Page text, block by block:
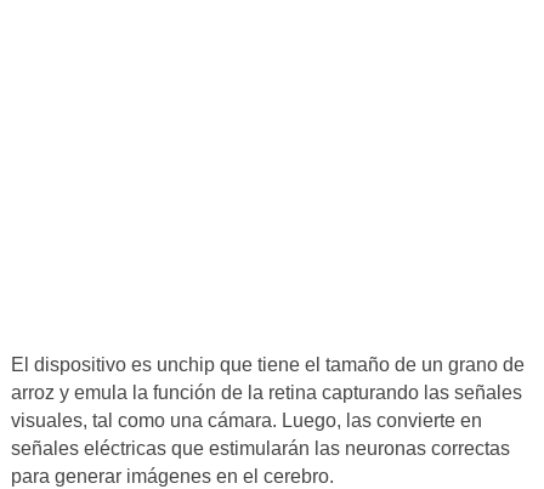
El dispositivo es unchip que tiene el tamaño de un grano de
arroz y emula la función de la retina capturando las señales
visuales, tal como una cámara. Luego, las convierte en
señales eléctricas que estimularán las neuronas correctas
para generar imágenes en el cerebro.